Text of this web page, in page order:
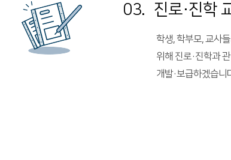
03. 진로·진학
학생, 학부모, 교사
위해 진로·진학과
개발·보급하겠습니